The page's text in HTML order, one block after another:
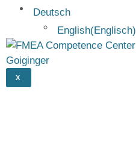
Deutsch
English(Englisch)
X